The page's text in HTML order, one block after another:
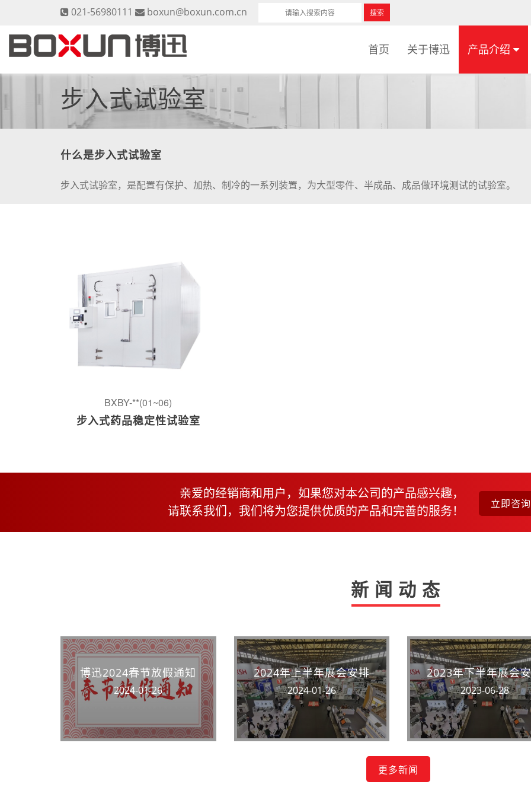
021-56980111 boxun@boxun.com.cn 搜索
首页 关于博迅 产品介绍
步入式试验室
什么是步入式试验室
步入式试验室，是配置有保护、加热、制冷的一系列装置，为大型零件、半成品、成品做环境测试的试验室。
BXBY-**(01~06)
步入式药品稳定性试验室
亲爱的经销商和用户，如果您对本公司的产品感兴趣，
请联系我们，我们将为您提供优质的产品和完善的服务！
立即咨询
新闻动态
博迅2024春节放假通知
2024-01-26
2024年上半年展会安排
2024-01-26
2023年下半年展会
2023-06-28
更多新闻